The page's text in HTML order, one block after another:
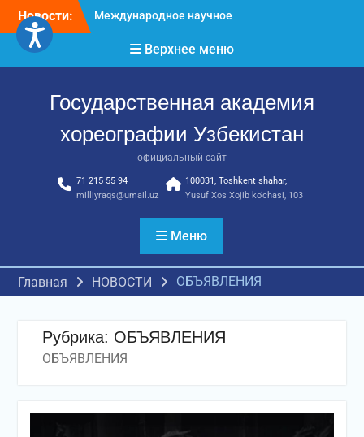
Перейти
содержимому
Новости:
Международное научное
Международное
признание и новые
хореографов!
Международное
признание и новые
достижения молодых
Верхнее меню
Государственная академия
хореографии Узбекистан
официальный сайт
71 215 55 94
milliyraqs@umail.uz
100031, Toshkent shahar,
Yusuf Xos Xojib ko‘chasi, 103
Меню
Главная НОВОСТИ ОБЪЯВЛЕНИЯ
Рубрика: ОБЪЯВЛЕНИЯ
ОБЪЯВЛЕНИЯ